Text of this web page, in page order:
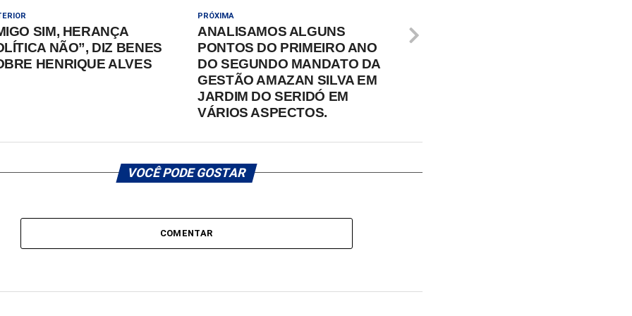
PRÓXIMA
ANALISAMOS ALGUNS
PONTOS DO PRIMEIRO ANO
DO SEGUNDO MANDATO DA
GESTÃO AMAZAN SILVA EM
JARDIM DO SERIDÓ EM
VÁRIOS ASPECTOS.
SIM, HERANÇA
NÃO”, DIZ BENES
HENRIQUE ALVES
VOCÊ PODE GOSTAR
COMENTAR